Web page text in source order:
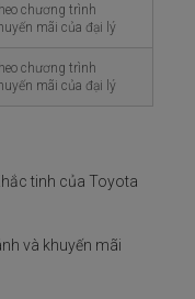
chương trình
mãi của đại lý
chương trình
mãi của đại lý
tinh của Toyota
và khuyến mãi